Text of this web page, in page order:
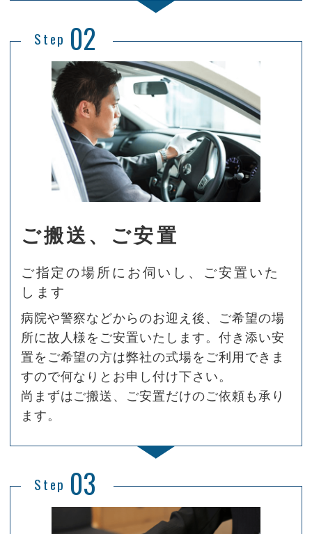
Step 02
ご搬送、ご安置
ご指定の場所にお伺いし、ご安置いた
します
病院や警察などからのお迎え後、ご希望の場
所に故人様をご安置いたします。付き添い安
置をご希望の方は弊社の式場をご利用できま
すので何なりとお申し付け下さい。
尚まずはご搬送、ご安置だけのご依頼も承り
ます。
Step 03